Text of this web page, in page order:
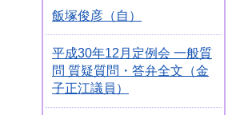
飯塚俊彦（自）
平成30年12月定例会 一般質
問 質疑質問・答弁全文（金
子正江議員）